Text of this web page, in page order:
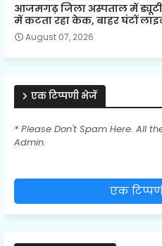
आजमगढ़ जिला अस्पताल में ड्यूटी के
में कटता रहा केक, बाहर घंटों
August 07, 2026
एक टिप्पणी भेजें
* Please Don't Spam Here. All
Admin.
एक